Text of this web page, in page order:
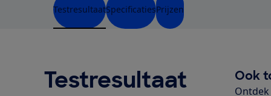
TestresultaatSpecificatiesPrijzen
Testresultaat Ook